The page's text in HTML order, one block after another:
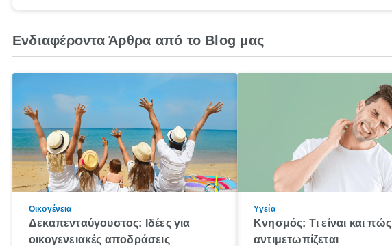
Ενδιαφέροντα Άρθρα από το Blog μας
Οικογένεια
Δεκαπενταύγουστος: Ιδέες για
οικογενειακές αποδράσεις
Υγεία
Κνησμός: Τι είναι και πώς
αντιμετωπίζεται